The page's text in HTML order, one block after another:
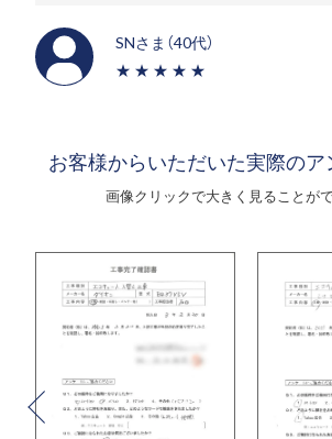
SNさま（40代）
★★★★★
お客様からいただいた実際の
画像クリックで大きく見ることがで